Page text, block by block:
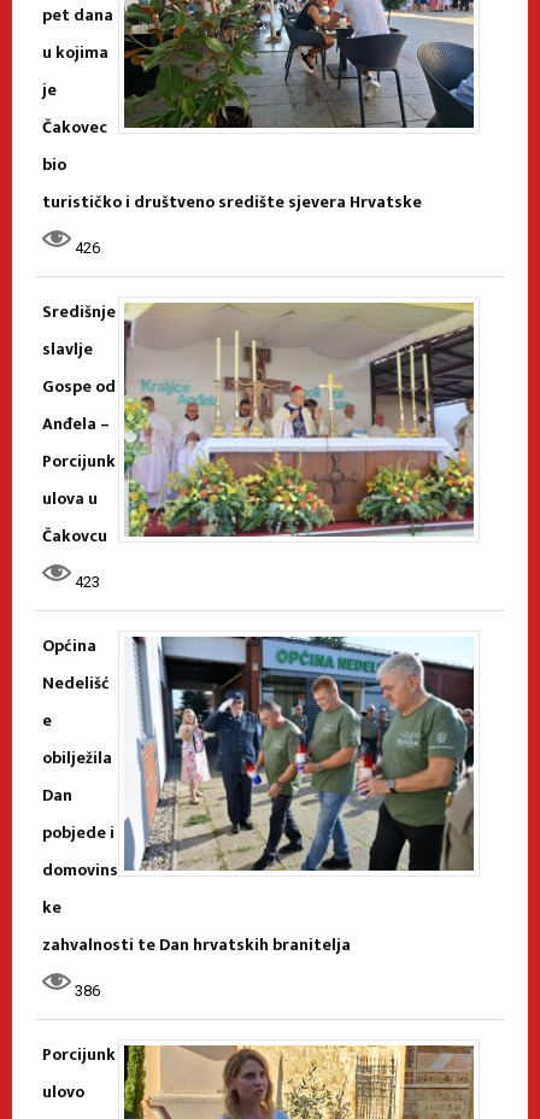
pet dana
u kojima
je
Čakovec
bio
turističko i društveno središte sjevera Hrvatske
426
Središnje
slavlje
Gospe od
Anđela –
Porcijunk
ulova u
Čakovcu
423
Općina
Nedelišć
e
obilježila
Dan
pobjede i
domovins
ke
zahvalnosti te Dan hrvatskih branitelja
386
Porcijunk
ulovo